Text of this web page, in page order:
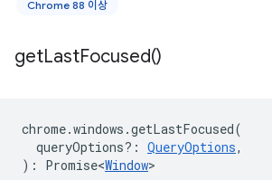
Chrome 88 이상
getLastFocused()
chrome.windows .getLastFocused(
queryOptions? : QueryOptions,
) : Promise<Window>